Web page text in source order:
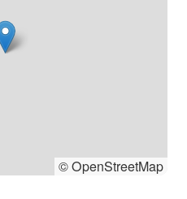
© OpenStreetMap